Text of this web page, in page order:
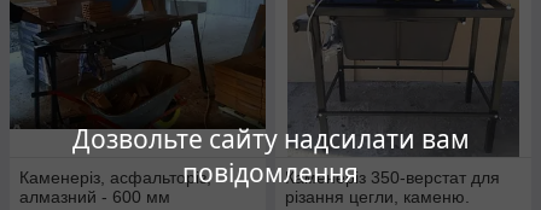
Дозвольте сайту надсилати вам
повідомлення
Каменеріз, асфальторіз,
алмазний - 600 мм
Каменеріз 350-верстат для
різання цегли, каменю.